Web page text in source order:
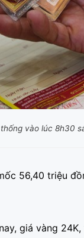
vào lúc 8h30
56,40 triệu
giá vàng